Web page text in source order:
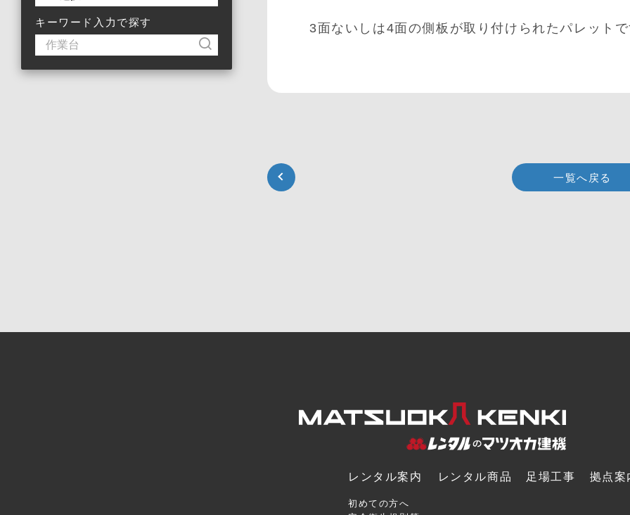
キーワード入力で探す 3面ないしは4面の側板が取り付けられたパレット
一覧へ戻る
レンタル案内
初めての方へ
レンタル商品 足場工事 拠点案